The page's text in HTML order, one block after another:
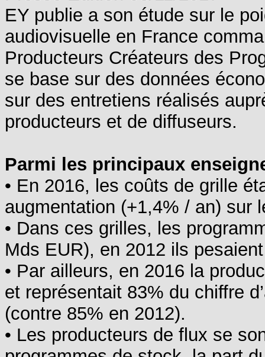
EY publie a son étude sur le
audiovisuelle en France
Producteurs Créateurs des
se base sur des données
sur des entretiens réalisés
producteurs et de diffuseurs.
Parmi les principaux
• En 2016, les coûts de grille
augmentation (+1,4% / an) sur
• Dans ces grilles, les
Mds EUR), en 2012 ils
• Par ailleurs, en 2016 la
et représentait 83% du chiffre
(contre 85% en 2012).
• Les producteurs de flux se